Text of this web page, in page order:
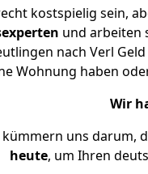
kostspielig sein,
und arbeiten
nach Verl
Wohnung haben
Wir
uns darum,
heute, um Ihren